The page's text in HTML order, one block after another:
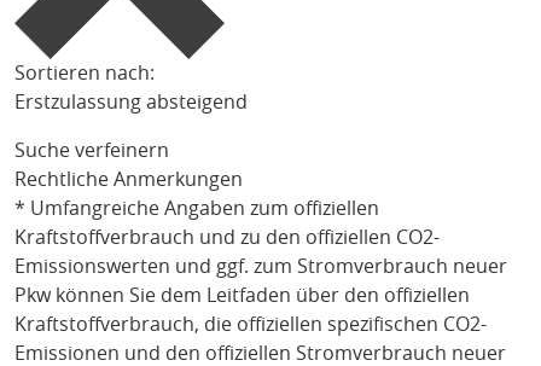
Sortieren nach:
Erstzulassung absteigend
Suche verfeinern
Rechtliche Anmerkungen
* Umfangreiche Angaben zum offiziellen
Kraftstoffverbrauch und zu den offiziellen CO2-
Emissionswerten und ggf. zum Stromverbrauch neuer
Pkw können Sie dem Leitfaden über den offiziellen
Kraftstoffverbrauch, die offiziellen spezifischen CO2-
Emissionen und den offiziellen Stromverbrauch neuer